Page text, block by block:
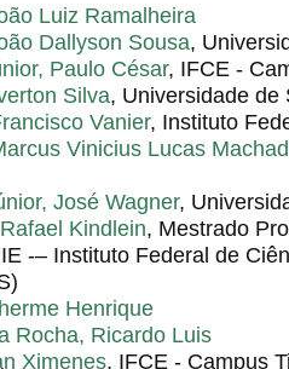
Luiz Ramalheira
Dallyson Sousa,
Paulo César, IFCE -
Silva, Universidade de
Vanier, Instituto
Vinicius Lucas
José Wagner,
Kindlein, Mestrado
-– Instituto Federal de
Henrique
Rocha, Ricardo Luis
Ximenes, IFCE - Campus